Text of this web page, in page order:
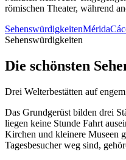
römischen Theater, während
SehenswürdigkeitenMérida
Sehenswürdigkeiten
Die schönsten
Drei Welterbestätten auf
Das Grundgerüst bilden drei
liegen keine Stunde Fahrt
Kirchen und kleinere Museen
Tagesbesucher weg sind,